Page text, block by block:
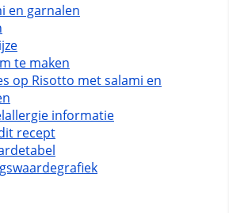
en garnalen
te maken
op Risotto met salami en
informatie
recept